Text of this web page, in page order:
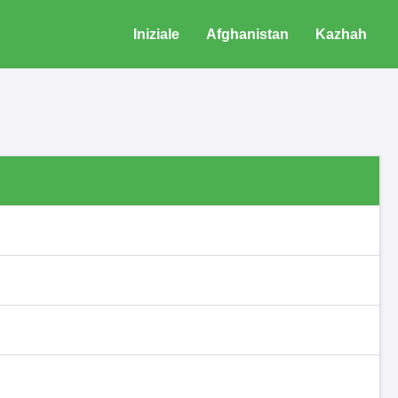
Iniziale Afghanistan Kazhah